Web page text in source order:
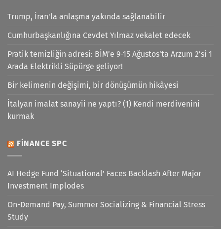
Trump, İran'la anlaşma yakında sağlanabilir
Cumhurbaşkanlığına Cevdet Yılmaz vekalet edecek
Pratik temizliğin adresi: BİM’e 9-15 Ağustos’ta Arzum 2’si 1
Arada Elektrikli Süpürge geliyor!
Bir kelimenin değişimi, bir dönüşümün hikâyesi
İtalyan imalat sanayii ne yaptı? (1) Kendi merdivenini
kurmak
FINANCE SPC
AI Hedge Fund ‘Situational’ Faces Backlash After Major
Investment Implodes
On-Demand Pay, Summer Socializing & Financial Stress
Study